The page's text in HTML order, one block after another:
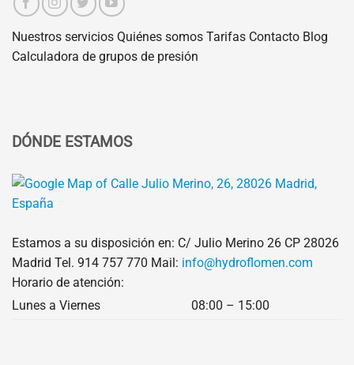
Nuestros servicios Quiénes somos Tarifas Contacto Blog
Calculadora de grupos de presión
DÓNDE ESTAMOS
Estamos a su disposición en: C/ Julio Merino 26 CP 28026
Madrid Tel. 914 757 770 Mail: info@hydroflomen.com
Horario de atención:
Lunes a Viernes
08:00 – 15:00